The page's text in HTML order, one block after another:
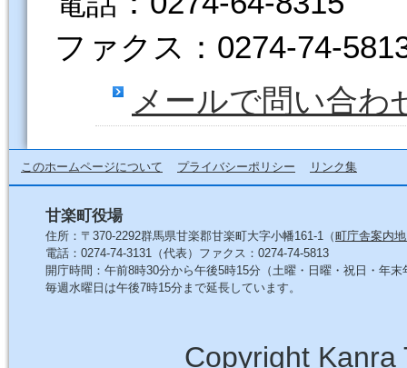
ファクス：0274-74-
メールで問い合わ
このホームページについて プライバシーポリシー リンク集
甘楽町役場
住所：〒370-2292群馬県甘楽郡甘楽町大字小幡161-1（町庁舎案内
電話：0274-74-3131（代表）ファクス：0274-74-5813
開庁時間：午前8時30分から午後5時15分（土曜・日曜・祝日・年末
毎週水曜日は午後7時15分まで延長しています。
Copyright Kanra